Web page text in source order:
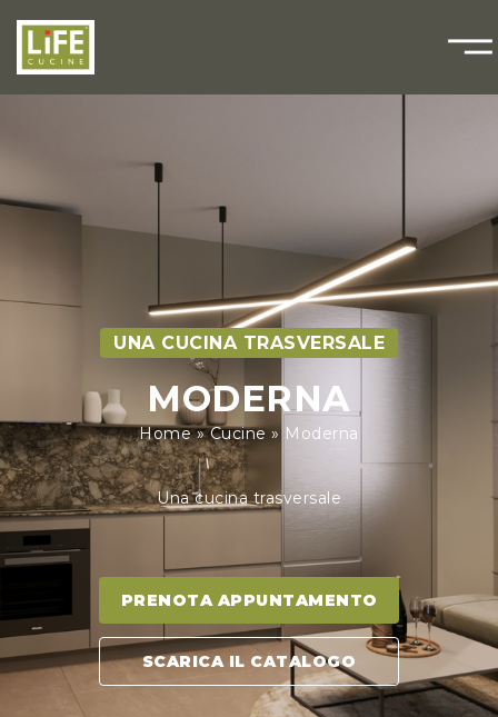
UNA CUCINA TRASVERSALE
MODERNA
Home»Cucine» Moderna
Una cucina trasversale
PRENOTA APPUNTAMENTO
SCARICA IL CATALOGO